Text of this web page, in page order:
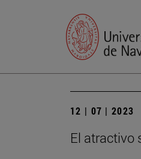
12 | 07 | 2023
El atractivo